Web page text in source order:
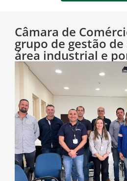
Câmara de
grupo de gestão
área industrial e